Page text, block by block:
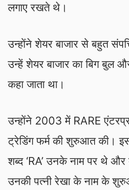
लगाए रखते थे।
उन्होंने शेयर बाजार से बहुत
उन्हें शेयर बाजार का बिग बुल
कहा जाता था।
उन्होंने 2003 में RARE
ट्रेडिंग फर्म की शुरुआत की।
शब्‍द ‘RA’ उनके नाम पर थे और
उनकी पत्‍नी रेखा के नाम के